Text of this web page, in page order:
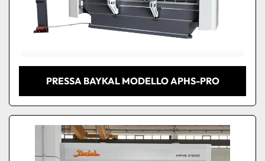
PRESSA BAYKAL MODELLO APHS-PRO